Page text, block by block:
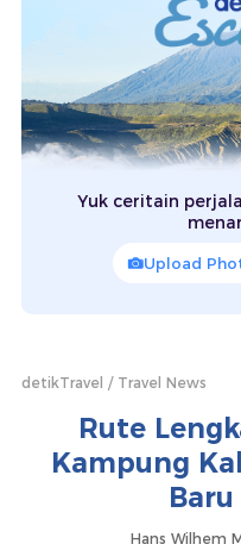
Yuk ceritain
Upload
detikTravel Travel News
Rute
Kampung
Baru
Hans Wilhem